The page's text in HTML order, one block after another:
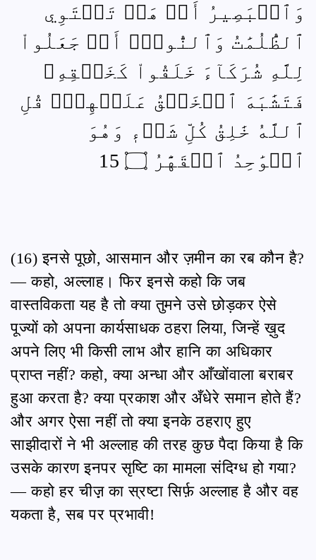
وَٱلۡبَصِيرُ أَمۡ هَلۡ تَسۡتَوِي
ٱلظُّلُمَٰتُ وَٱلنُّورُۗ أَمۡ جَعَلُواْ
لِلَّهِ شُرَكَآءَ خَلَقُواْ كَخَلۡقِهِۦ
فَتَشَٰبَهَ ٱلۡخَلۡقُ عَلَيۡهِمۡۚ قُلِ
ٱللَّهُ خَٰلِقُ كُلِّ شَيۡءٖ وَهُوَ
ٱلۡوَٰحِدُ ٱلۡقَهَّٰرُ ۝ 15
(16) इनसे पूछो, आसमान और ज़मीन का रब कौन है?
— कहो, अल्लाह। फिर इनसे कहो कि जब
वास्तविकता यह है तो क्या तुमने उसे छोड़कर ऐसे
पूज्यों को अपना कार्यसाधक ठहरा लिया, जिन्हें ख़ुद
अपने लिए भी किसी लाभ और हानि का अधिकार
प्राप्त नहीं? कहो, क्या अन्धा और आँखोंवाला बराबर
हुआ करता है? क्या प्रकाश और अँधेरे समान होते हैं?
और अगर ऐसा नहीं तो क्या इनके ठहराए हुए
साझीदारों ने भी अल्लाह की तरह कुछ पैदा किया है कि
उसके कारण इनपर सृष्टि का मामला संदिग्ध हो गया?
— कहो हर चीज़़ का स्रष्टा सिर्फ़ अल्लाह है और वह
यकता है, सब पर प्रभावी!